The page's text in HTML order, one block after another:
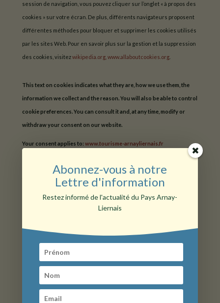
session de navigation, vous pouvez cliquer sur l’onglet « à propos des
cookies » sur votre écran. De plus, différents navigateurs proposent
différentes méthodes pour bloquer et supprimer les cookies utilisés
par les sites Web. Pour en savoir plus sur la gestion et la suppression
des cookies, visitezwikipedia.org, www.allaboutcookies.org.
This text on cookies indicates what they are, how we use them, the
information we collect and the reason. You will also be able to control
cookie preferences. You can consult it and, at any time, modify or
withdraw your consent on our website.
Your consent applies to: www.tourisme-arnayliernais.fr
consentement.
What are cookies?
stored on your device when the website is loaded on your browser.
collect statistics on visits.
Our Use of Cookies
Like most online services, tourisme-arnayliernais uses operating
Abonnez-vous à notre
Lettre d'information
Restez informé de l'actualité du Pays Arnay-
Liernais